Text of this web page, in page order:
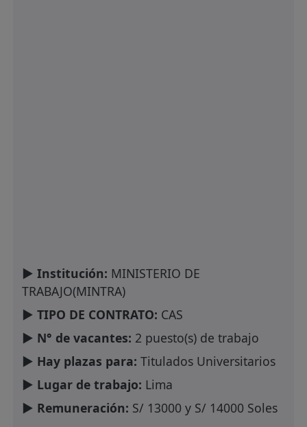
► Institución: MINISTERIO DE
TRABAJO(MINTRA)
► TIPO DE CONTRATO: CAS
► N° de vacantes: 2 puesto(s) de trabajo
► Hay plazas para: Titulados Universitarios
► Lugar de trabajo: Lima
► Remuneración: S/ 13000 y S/ 14000 Soles